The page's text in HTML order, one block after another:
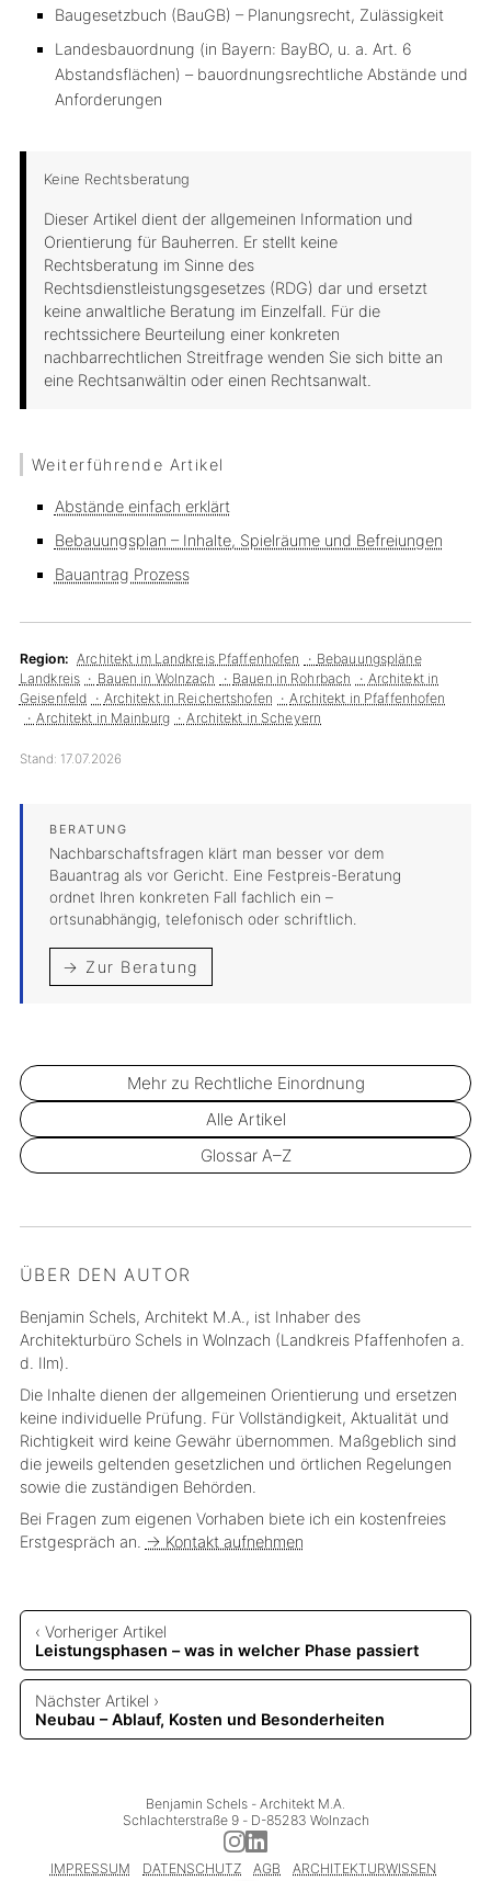
Baugesetzbuch (BauGB) – Planungsrecht, Zulässigkeit
Landesbauordnung (in Bayern: BayBO, u. a. Art. 6
Abstandsflächen) – bauordnungsrechtliche Abstände und
Anforderungen
Keine Rechtsberatung
Dieser Artikel dient der allgemeinen Information und
Orientierung für Bauherren. Er stellt keine
Rechtsberatung im Sinne des
Rechtsdienstleistungsgesetzes (RDG) dar und ersetzt
keine anwaltliche Beratung im Einzelfall. Für die
rechtssichere Beurteilung einer konkreten
nachbarrechtlichen Streitfrage wenden Sie sich bitte an
eine Rechtsanwältin oder einen Rechtsanwalt.
Weiterführende Artikel
Abstände einfach erklärt
Bebauungsplan – Inhalte, Spielräume und Befreiungen
Bauantrag Prozess
Region: Architekt im Landkreis Pfaffenhofen
Bebauungspläne
Landkreis
Bauen in Wolnzach Bauen in Rohrbach
Architekt in
Geisenfeld
Architekt in Reichertshofen
Architekt in Pfaffenhofen
Architekt in Mainburg
Architekt in Scheyern
Stand: 17.07.2026
Nachbarschaftsfragen klärt man besser vor dem
Bauantrag als vor Gericht. Eine Festpreis-Beratung
ordnet Ihren konkreten Fall fachlich ein –
ortsunabhängig, telefonisch oder schriftlich.
→ Zur Beratung
Mehr zu Rechtliche Einordnung
Alle Artikel
Glossar A–Z
ÜBER DEN AUTOR
Benjamin Schels, Architekt M.A., ist Inhaber des
Architekturbüro Schels in Wolnzach (Landkreis Pfaffenhofen a.
d. Ilm).
Die Inhalte dienen der allgemeinen Orientierung und ersetzen
keine individuelle Prüfung. Für Vollständigkeit, Aktualität und
Richtigkeit wird keine Gewähr übernommen. Maßgeblich sind
die jeweils geltenden gesetzlichen und örtlichen Regelungen
sowie die zuständigen Behörden.
Bei Fragen zum eigenen Vorhaben biete ich ein kostenfreies
Erstgespräch an. → Kontakt aufnehmen
‹ Vorheriger Artikel
Leistungsphasen – was in welcher Phase passiert
Nächster Artikel ›
Neubau – Ablauf, Kosten und Besonderheiten
Benjamin Schels - Architekt M.A.
Schlachterstraße 9 - D-85283 Wolnzach
IMPRESSUM DATENSCHUTZ AGB ARCHITEKTURWISSEN